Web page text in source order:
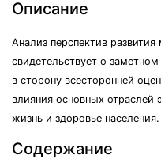
Описание
Анализ перспектив
свидетельствует о
в сторону всесторонней
влияния основных
жизнь и здоровье населения.
Содержание